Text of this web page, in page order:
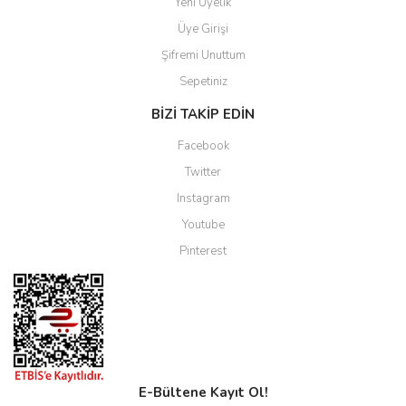
Üye Girişi
Şifremi Unuttum
Sepetiniz
BİZİ TAKİP EDİN
Facebook
Twitter
Instagram
Youtube
Pinterest
E-Bültene Kayıt Ol!